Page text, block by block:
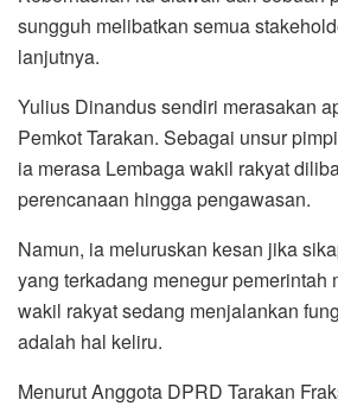
sungguh melibatkan semua
lanjutnya.
Yulius Dinandus sendiri merasakan
Pemkot Tarakan. Sebagai unsur
ia merasa Lembaga wakil rakyat
perencanaan hingga pengawasan.
Namun, ia meluruskan kesan jika
yang terkadang menegur pemerintah
wakil rakyat sedang menjalankan
adalah hal keliru.
Menurut Anggota DPRD Tarakan